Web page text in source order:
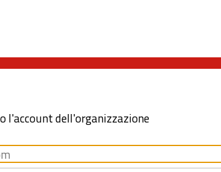
l'account dell'organizzazione